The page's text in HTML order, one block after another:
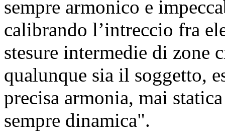
sempre armonico e
calibrando l’intreccio fra
stesure intermedie di zone
qualunque sia il soggetto,
precisa armonia, mai
sempre dinamica".